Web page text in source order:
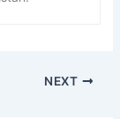
NEXT